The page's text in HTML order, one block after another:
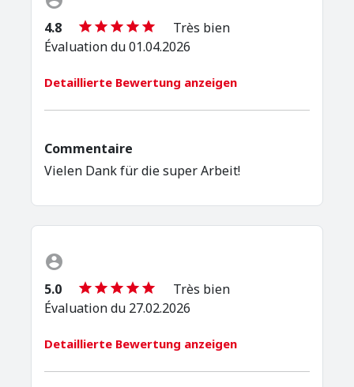
4.8
Très bien
Évaluation du 01.04.2026
Detaillierte Bewertung anzeigen
Commentaire
Vielen Dank für die super Arbeit!
5.0
Très bien
Évaluation du 27.02.2026
Detaillierte Bewertung anzeigen